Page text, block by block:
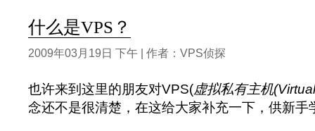
什么是VPS？
2009年03月19日 下午 | 作者：VPS侦探
也许来到这里的朋友对VPS(虚拟私有主机
念还不是很清楚，在这给大家补充一下，供新手